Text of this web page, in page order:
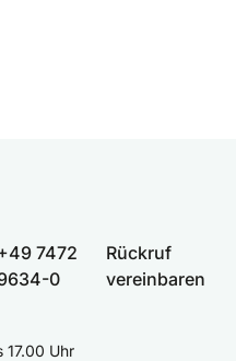
7472
0
Rückruf
vereinbaren
Uhr